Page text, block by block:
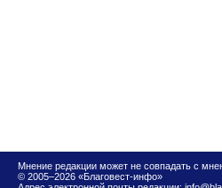
Мнение редакции может не совпадать с
© 2005–2026 «Благовест-инфо»